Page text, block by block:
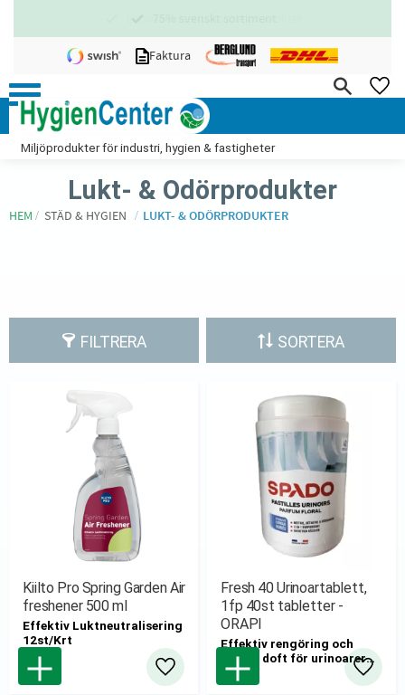
Meny
Faktura
Miljöprodukter för industri, hygien & fastigheter
Lukt- & Odörprodukter
HEM STÄD & HYGIEN LUKT- & ODÖRPRODUKTER
FILTRERA SORTERA
Kiilto Pro Spring Garden Air
freshener 500 ml
Effektiv Luktneutralisering
12st/Krt
Lägg till i favoriter
Fresh 40 Urinoartablett,
1fp 40st tabletter -
ORAPI
Effektiv rengöring och
fräsch doft för urinoarer
40st
Lägg